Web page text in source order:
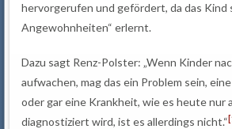
hervorgerufen und gefördert, da das Kind
Angewohnheiten“ erlernt.
Dazu sagt Renz-Polster: „Wenn Kinder
aufwachen, mag das ein Problem sein,
oder gar eine Krankheit, wie es heute nur
diagnostiziert wird, ist es allerdings nicht.“